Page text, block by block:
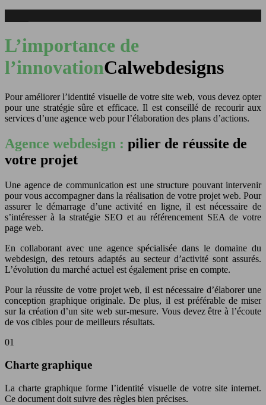
L’importance de
l’innovationCalwebdesigns
Pour améliorer l’identité visuelle de votre site web, vous devez opter
pour une stratégie sûre et efficace. Il est conseillé de recourir aux
services d’une agence web pour l’élaboration des plans d’actions.
Agence webdesign : pilier de réussite de
votre projet
Une agence de communication est une structure pouvant intervenir
pour vous accompagner dans la réalisation de votre projet web. Pour
assurer le démarrage d’une activité en ligne, il est nécessaire de
s’intéresser à la stratégie SEO et au référencement SEA de votre
page web.
En collaborant avec une agence spécialisée dans le domaine du
webdesign, des retours adaptés au secteur d’activité sont assurés.
L’évolution du marché actuel est également prise en compte.
Pour la réussite de votre projet web, il est nécessaire d’élaborer une
conception graphique originale. De plus, il est préférable de miser
sur la création d’un site web sur-mesure. Vous devez être à l’écoute
de vos cibles pour de meilleurs résultats.
01
Charte graphique
La charte graphique forme l’identité visuelle de votre site internet.
Ce document doit suivre des règles bien précises.